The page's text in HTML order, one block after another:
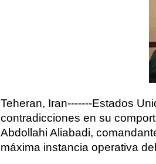
Teheran, Iran-------Estados
contradicciones en su
Abdollahi Aliabadi,
máxima instancia operativa